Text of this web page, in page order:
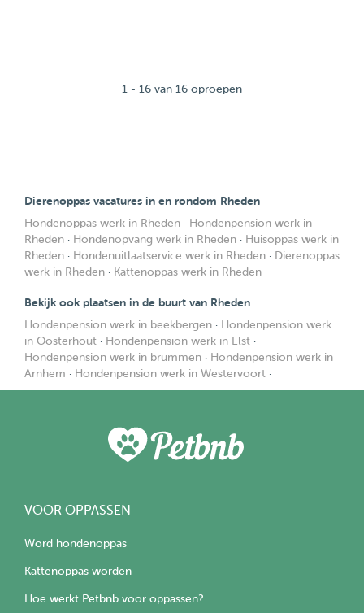
1 - 16 van 16 oproepen
Dierenoppas vacatures in en rondom Rheden
Hondenoppas werk in Rheden · Hondenpension werk in
Rheden · Hondenopvang werk in Rheden · Huisoppas werk in
Rheden · Hondenuitlaatservice werk in Rheden · Dierenoppas
werk in Rheden · Kattenoppas werk in Rheden
Bekijk ook plaatsen in de buurt van Rheden
Hondenpension werk in beekbergen · Hondenpension werk
in Oosterhout · Hondenpension werk in Elst ·
Hondenpension werk in brummen · Hondenpension werk in
Arnhem · Hondenpension werk in Westervoort ·
VOOR OPPASSEN
Word hondenoppas
Kattenoppas worden
Hoe werkt Petbnb voor oppassen?